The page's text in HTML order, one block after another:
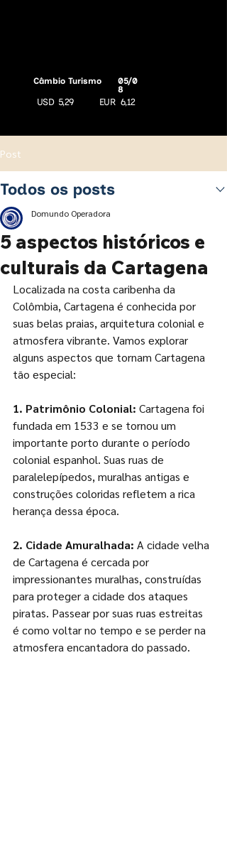
Câmbio Turismo
USD 5,29 EUR
05/0
8
6,12
Post
Todos os posts
5 aspectos históricos e
culturais da Cartagena
Domundo Operadora
Localizada na costa caribenha da
Colômbia, Cartagena é conhecida por
suas belas praias, arquitetura colonial e
atmosfera vibrante. Vamos explorar
alguns aspectos que tornam Cartagena
tão especial:
1. Patrimônio Colonial: Cartagena foi
fundada em 1533 e se tornou um
importante porto durante o período
colonial espanhol. Suas ruas de
paralelepípedos, muralhas antigas e
construções coloridas refletem a rica
herança dessa época.
2. Cidade Amuralhada: A cidade velha
de Cartagena é cercada por
impressionantes muralhas, construídas
para proteger a cidade dos ataques
piratas. Passear por suas ruas estreitas
é como voltar no tempo e se perder na
atmosfera encantadora do passado.